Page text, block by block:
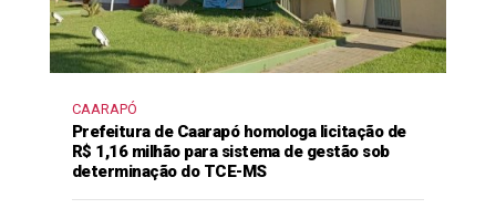
CAARAPÓ
Prefeitura de Caarapó homologa licitação de
R$ 1,16 milhão para sistema de gestão sob
determinação do TCE-MS